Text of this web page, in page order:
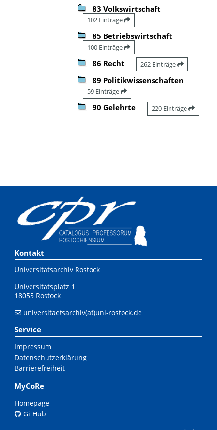
83 Volkswirtschaft
102 Einträge
85 Betriebswirtschaft
100 Einträge
86 Recht 262 Einträge
89 Politikwissenschaften
59 Einträge
90 Gelehrte 220 Einträge
Kontakt
Universitätsarchiv Rostock
Universitätsplatz 1
18055 Rostock
universitaetsarchiv(at)uni-rostock.de
Service
Impressum
Datenschutzerklärung
Barrierefreiheit
MyCoRe
Homepage
GitHub